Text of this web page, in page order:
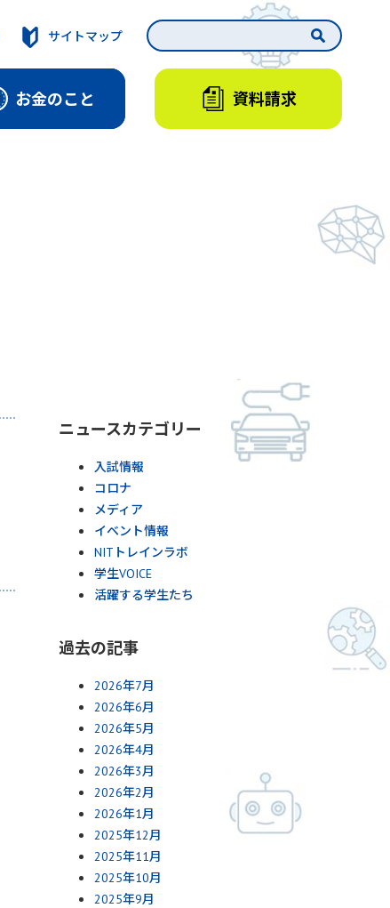
お金のこと
サイトマップ
資料請求
ニュースカテゴリー
入試情報
コロナ
メディア
イベント情報
NITトレインラボ
学生VOICE
活躍する学生たち
過去の記事
2026年7月
2026年6月
2026年5月
2026年4月
2026年3月
2026年2月
2026年1月
2025年12月
2025年11月
2025年10月
2025年9月